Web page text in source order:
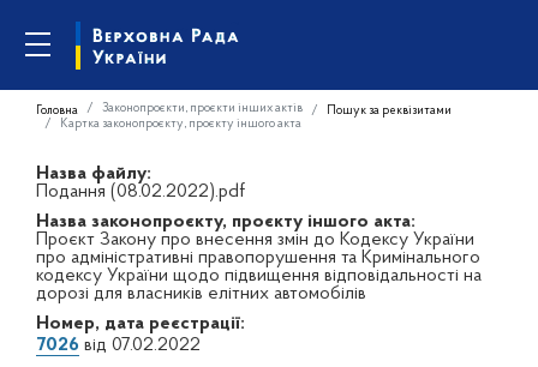
Головна Законопроєкти, проєкти інших актів
Пошук за реквізитами
Картка законопроєкту, проєкту іншого акта
Назва файлу:
Подання (08.02.2022).pdf
Назва законопроєкту, проєкту іншого акта:
Проєкт Закону про внесення змін до Кодексу України
про адміністративні правопорушення та Кримінального
кодексу України щодо підвищення відповідальності на
дорозі для власників елітних автомобілів
Номер, дата реєстрації:
7026 від 07.02.2022